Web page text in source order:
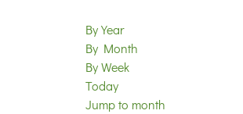
By Year
By Month
By Week
Today
Jump to month